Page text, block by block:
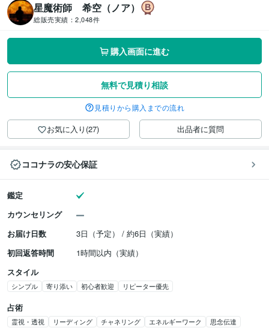
星魔術師 希空（ノア）
総販売実績： 2,048件
購入画面に進む
無料で見積り相談
見積りから購入までの流れ
お気に入り(27) 出品者に質問
ココナラの安心保証
鑑定
カウンセリング
お届け日数
3日（予定） / 約6日（実績）
初回返答時間
1時間以内（実績）
スタイル
シンプル 寄り添い 初心者歓迎 リピーター優先
占術
霊視・透視 リーディング チャネリング エネルギーワーク 思念伝達